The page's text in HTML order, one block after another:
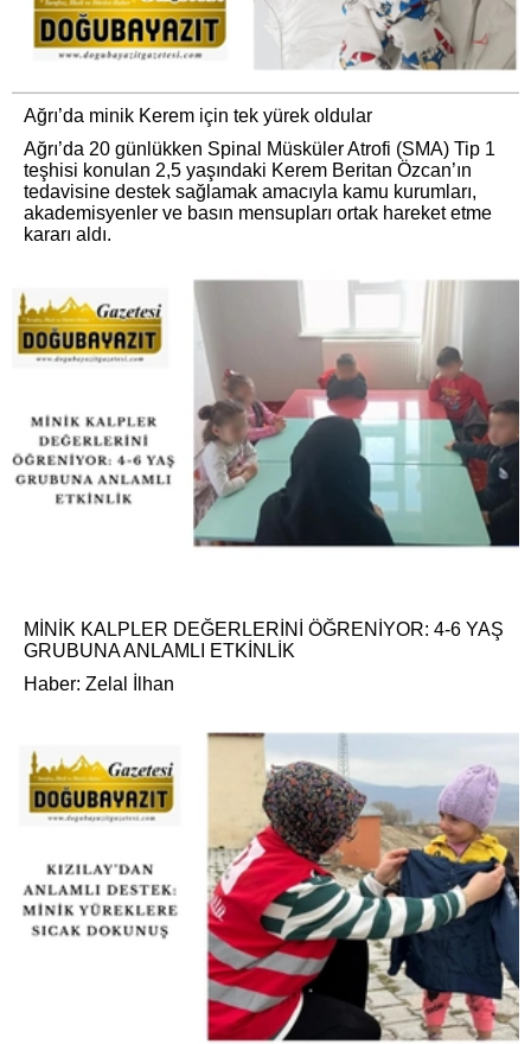
Ağrı’da minik Kerem için tek yürek oldular
Ağrı’da 20 günlükken Spinal Müsküler Atrofi (SMA) Tip 1
teşhisi konulan 2,5 yaşındaki Kerem Beritan Özcan’ın
tedavisine destek sağlamak amacıyla kamu kurumları,
akademisyenler ve basın mensupları ortak hareket etme
kararı aldı.
MİNİK KALPLER DEĞERLERİNİ ÖĞRENİYOR: 4-6 YAŞ
GRUBUNA ANLAMLI ETKİNLİK
Haber: Zelal İlhan